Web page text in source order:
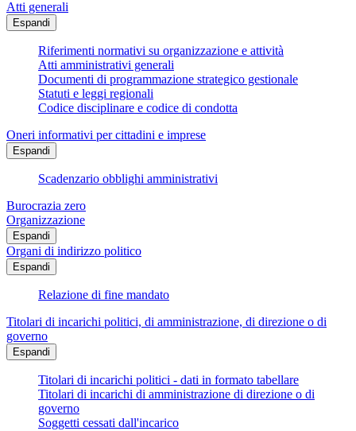
Atti generali
Espandi
Riferimenti normativi su organizzazione e attività
Atti amministrativi generali
Documenti di programmazione strategico gestionale
Statuti e leggi regionali
Codice disciplinare e codice di condotta
Oneri informativi per cittadini e imprese
Espandi
Scadenzario obblighi amministrativi
Burocrazia zero
Organizzazione
Espandi
Organi di indirizzo politico
Espandi
Relazione di fine mandato
Titolari di incarichi politici, di amministrazione, di direzione o di
governo
Espandi
Titolari di incarichi politici - dati in formato tabellare
Titolari di incarichi di amministrazione di direzione o di
governo
Soggetti cessati dall'incarico